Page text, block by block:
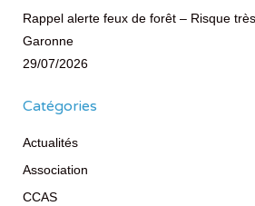
Rappel alerte feux de forêt – Risque
Garonne
29/07/2026
Catégories
Actualités
Association
CCAS